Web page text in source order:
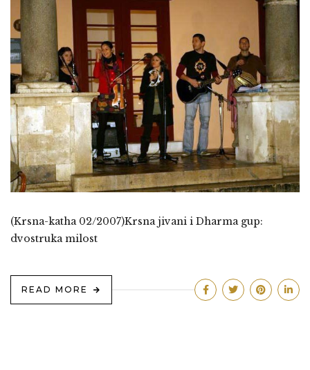
(Krsna-katha 02/2007)Krsna jivani i Dharma gup:
dvostruka milost
READ MORE